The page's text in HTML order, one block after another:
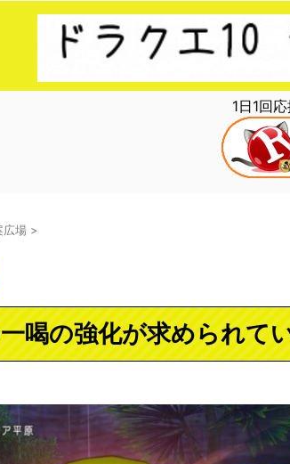
1日1回
広場 >
喝の強化が求められて